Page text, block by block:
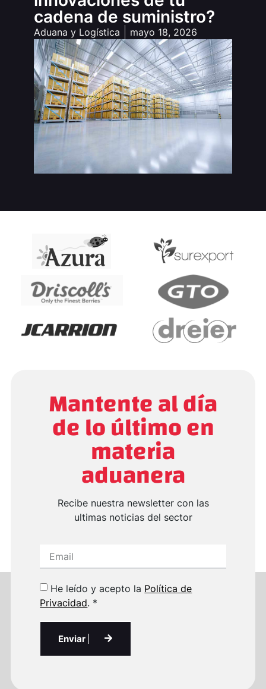
cadena de suministro?
Aduana y Logística mayo 18, 2026
Mantente al día
de lo último en
materia
aduanera
Recibe nuestra newsletter con las
ultimas noticias del sector
He leído y acepto la Política de
Privacidad. *
Enviar